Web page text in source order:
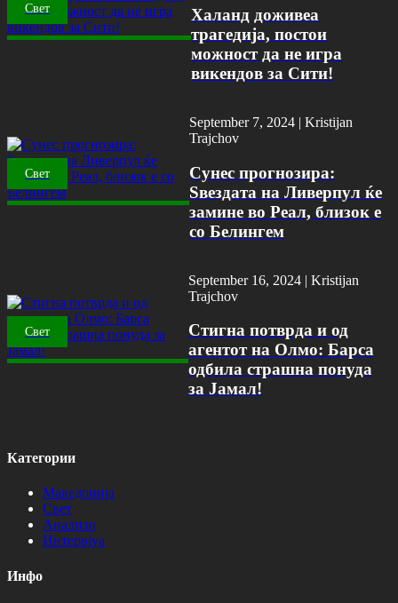
Свет
Халанд доживеа
трагедија, постои
можност да не игра
викендов за Сити!
Свет
September 7, 2024 | Kristijan
Trajchov
Сунес прогнозира:
Ѕвездата на Ливерпул ќе
замине во Реал, близок е
со Белингем
Свет
September 16, 2024 | Kristijan
Trajchov
Стигна потврда и од
агентот на Олмо: Барса
одбила страшна понуда
за Јамал!
Категории
Македонија
Свет
Анализи
Интервјуа
Инфо